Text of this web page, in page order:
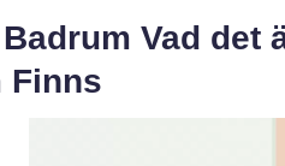
Vad det
Finns